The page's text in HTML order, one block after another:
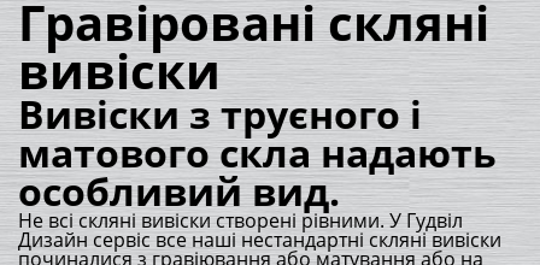
Гравіровані скляні
вивіски
Вивіски з труєного і
матового скла надають
особливий вид.
Не всі скляні вивіски створені рівними. У Гудвіл
Дизайн сервіс все наші нестандартні скляні вивіски
починалися з гравіювання або матування або на